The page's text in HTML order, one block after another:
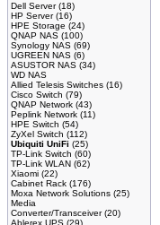
Dell Server(18)
HP Server(16)
HPE Storage (24)
QNAP NAS (100)
Synology NAS (69)
UGREEN NAS (6)
ASUSTOR NAS (34)
WD NAS
Allied Telesis Switches (16)
Cisco Switch (79)
QNAP Network (43)
Peplink Network (11)
HPE Switch (54)
ZyXel Switch (112)
Ubiquiti UniFi (25)
TP-Link Switch (60)
TP-Link WLAN (62)
Xiaomi (22)
Cabinet Rack (176)
Moxa Network Solutions (25)
Media
Converter/Transceiver(20)
Ablerex UPS (29)